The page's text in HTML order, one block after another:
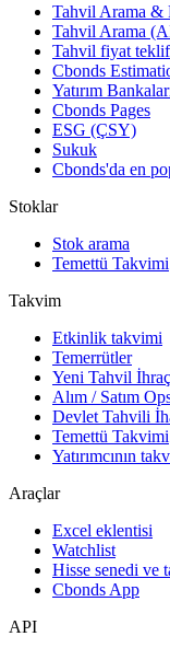
Tahvil Arama &
Tahvil Arama
Tahvil fiyat
Cbonds
Yatırım
Cbonds Pages
ESG (ÇSY)
Sukuk
Cbonds'da en
Stoklar
Stok arama
Temettü Takvimi
Takvim
Etkinlik takvimi
Temerrütler
Yeni Tahvil
Alım / Satım
Devlet Tahvili
Temettü Takvimi
Yatırımcının
Araçlar
Excel eklentisi
Watchlist
Hisse senedi ve
Cbonds App
API